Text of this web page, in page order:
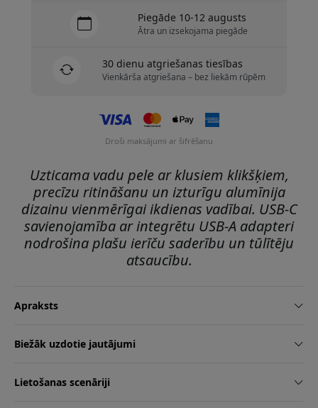
Piegāde 10-12 augusts
Ātra un izsekojama piegāde
30 dienu atgriešanas tiesības
Vienkārša atgriešana – bez liekām rūpēm
Droši maksājumi ar šifrēšanu
Uzticama vadu pele ar klusiem klikšķiem,
precīzu ritināšanu un izturīgu alumīnija
dizainu vienmērīgai ikdienas vadībai. USB-C
savienojamība ar integrētu USB-A adapteri
nodrošina plašu ierīču saderību un tūlītēju
atsaucību.
Apraksts
Biežāk uzdotie jautājumi
Lietošanas scenāriji